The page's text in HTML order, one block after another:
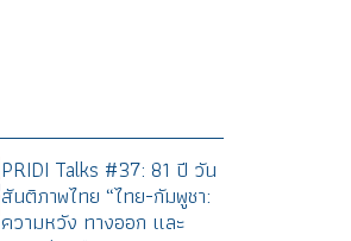
PRIDI Talks #37: 81 ปี วัน
สันติภาพไทย “ไทย-กัมพูชา:
ความหวัง ทางออก และ